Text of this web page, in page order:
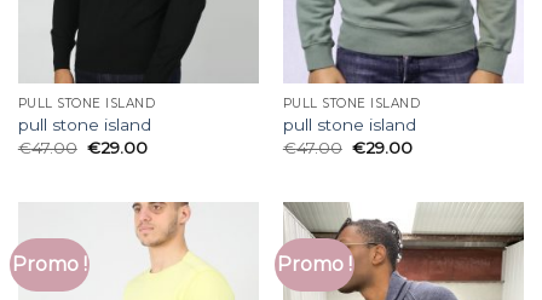
PULL STONE ISLAND
pull stone island
€47.00 €29.00
PULL STONE ISLAND
pull stone island
€47.00 €29.00
Promo ! Promo !